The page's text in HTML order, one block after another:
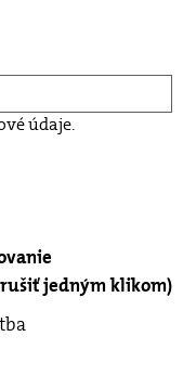
údaje.
jedným klikom)